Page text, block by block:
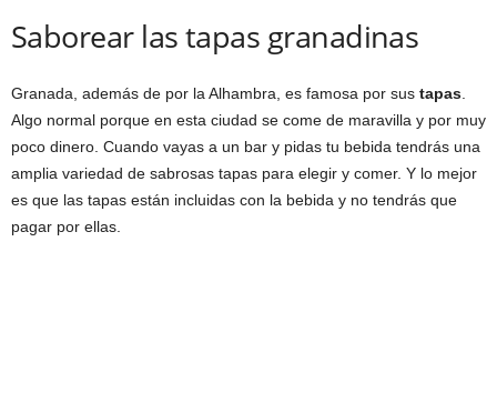
Saborear las tapas granadinas
Granada, además de por la Alhambra, es famosa por sus tapas
Algo normal porque en esta ciudad se come de maravilla y por muy
poco dinero. Cuando vayas a un bar y pidas tu bebida tendrás una
amplia variedad de sabrosas tapas para elegir y comer. Y lo mejor
es que las tapas están incluidas con la bebida y no tendrás que
pagar por ellas.